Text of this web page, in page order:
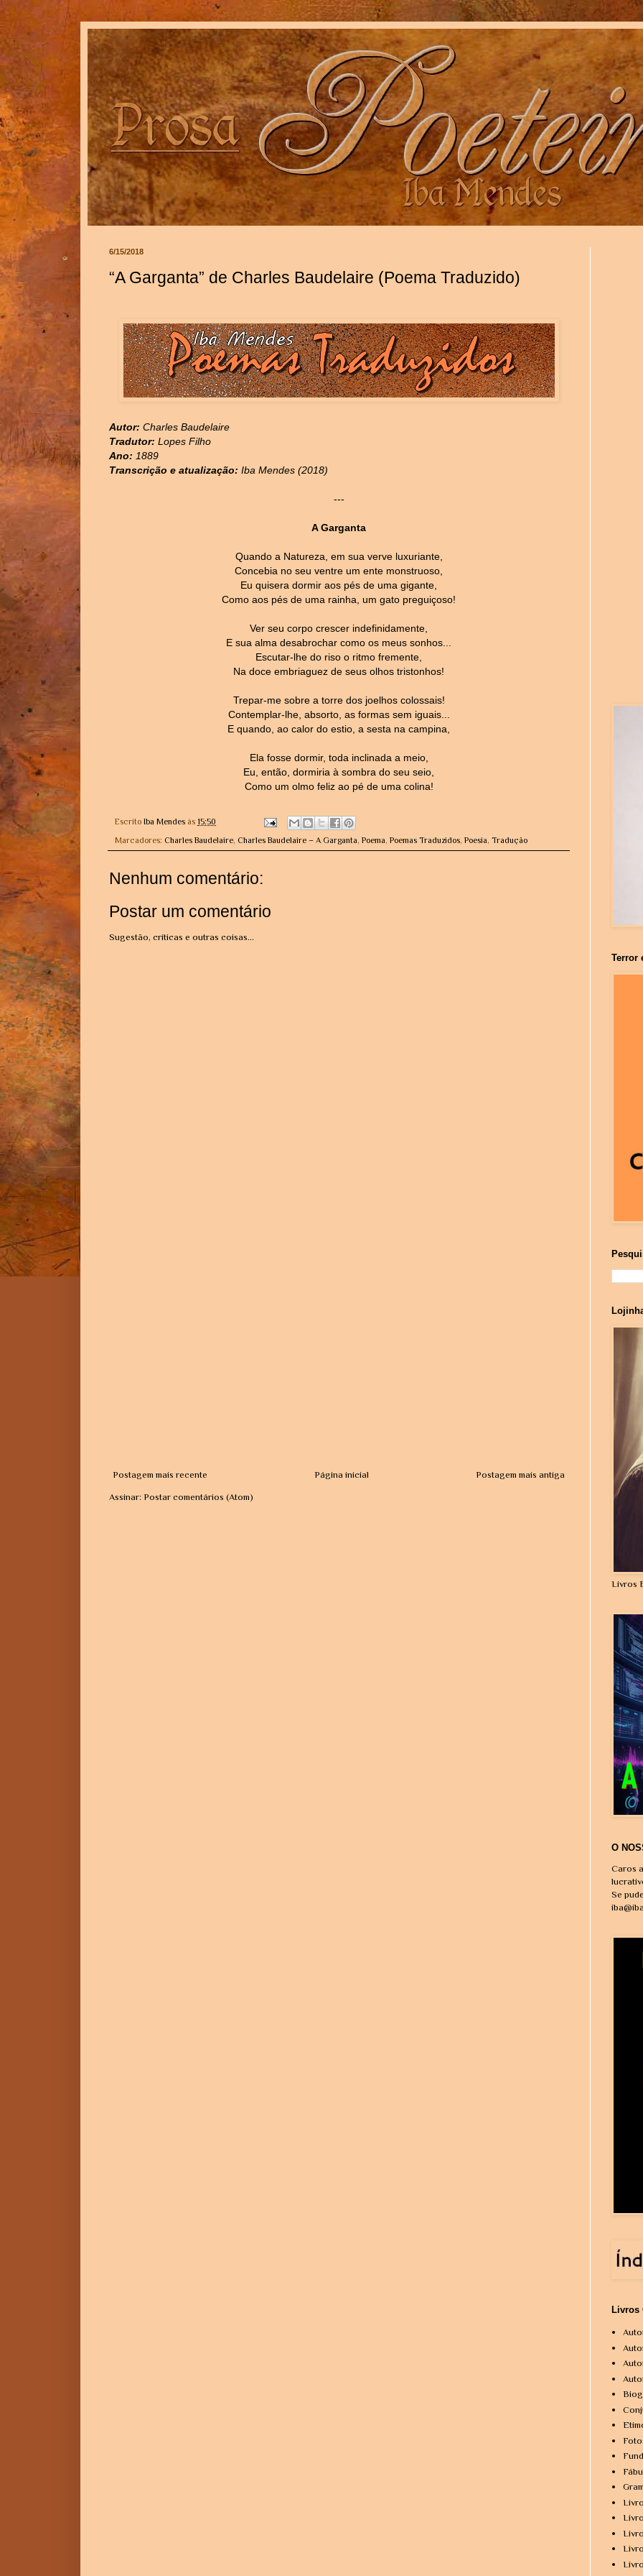
6/15/2018
“A Garganta” de Charles Baudelaire (Poema Traduzido)
Autor: Charles Baudelaire
Tradutor: Lopes Filho
Ano: 1889
Transcrição e atualização: Iba Mendes (2018)
---
A Garganta
Quando a Natureza, em sua verve luxuriante,
Concebia no seu ventre um ente monstruoso,
Eu quisera dormir aos pés de uma gigante,
Como aos pés de uma rainha, um gato preguiçoso!
Ver seu corpo crescer indefinidamente,
E sua alma desabrochar como os meus sonhos...
Escutar-lhe do riso o ritmo fremente,
Na doce embriaguez de seus olhos tristonhos!
Trepar-me sobre a torre dos joelhos colossais!
Contemplar-lhe, absorto, as formas sem iguais...
E quando, ao calor do estio, a sesta na campina,
Ela fosse dormir, toda inclinada a meio,
Eu, então, dormiria à sombra do seu seio,
Como um olmo feliz ao pé de uma colina!
Escrito Iba Mendes às 15:50
Marcadores: Charles Baudelaire, Charles Baudelaire – A Garganta, Poema, Poemas Traduzidos, Poesia, Tradução
Nenhum comentário:
Postar um comentário
Sugestão, críticas e outras coisas...
Postagem mais recente Postagem mais antiga
Página inicial
Assinar: Postar comentários (Atom)
Terror
Livros
O
Caros
Se
Livros